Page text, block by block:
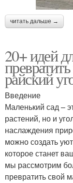
читать дальше →
20+ идей
райский
Введение
Маленький сад –
растений, но и
наслаждения
можно создать
которое станет
мы рассмотрим
превратить свой